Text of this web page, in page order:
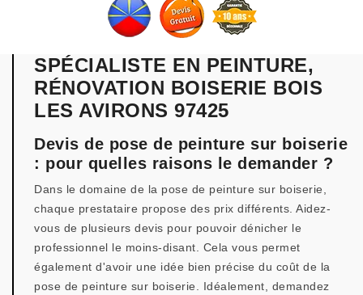
SPÉCIALISTE EN PEINTURE,
RÉNOVATION BOISERIE BOIS
LES AVIRONS 97425
Devis de pose de peinture sur boiserie
: pour quelles raisons le demander ?
Dans le domaine de la pose de peinture sur boiserie,
chaque prestataire propose des prix différents. Aidez-
vous de plusieurs devis pour pouvoir dénicher le
professionnel le moins-disant. Cela vous permet
également d'avoir une idée bien précise du coût de la
pose de peinture sur boiserie. Idéalement, demandez